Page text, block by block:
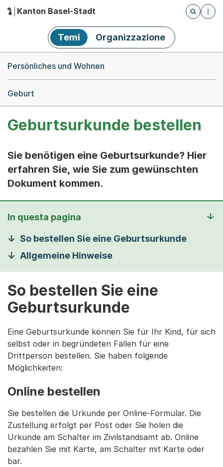
Hauptnavigation
Kanton Basel-Stadt
Öffnet
Temi Organizzazione
Persönliches und Wohnen
Geburt
Geburtsurkunde bestellen
Sie benötigen eine Geburtsurkunde? Hier
erfahren Sie, wie Sie zum gewünschten
Dokument kommen.
In questa pagina
So bestellen Sie eine Geburtsurkunde
Allgemeine Hinweise
So bestellen Sie eine
Geburtsurkunde
Eine Geburtsurkunde können Sie für Ihr Kind, für sich
selbst oder in begründeten Fällen für eine
Drittperson bestellen. Sie haben folgende
Möglichkeiten:
Online bestellen
Sie bestellen die Urkunde per Online-Formular. Die
Zustellung erfolgt per Post oder Sie holen die
Urkunde am Schalter im Zivilstandsamt ab. Online
bezahlen Sie mit Karte, am Schalter mit Karte oder
bar.